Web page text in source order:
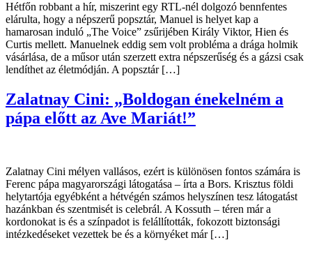
Hétfőn robbant a hír, miszerint egy RTL-nél dolgozó bennfentes
elárulta, hogy a népszerű popsztár, Manuel is helyet kap a
hamarosan induló „The Voice” zsűrijében Király Viktor, Hien és
Curtis mellett. Manuelnek eddig sem volt probléma a drága holmik
vásárlása, de a műsor után szerzett extra népszerűség és a gázsi csak
lendíthet az életmódján. A popsztár […]
Zalatnay Cini: „Boldogan énekelném a
pápa előtt az Ave Mariát!”
Zalatnay Cini mélyen vallásos, ezért is különösen fontos számára is
Ferenc pápa magyarországi látogatása – írta a Bors. Krisztus földi
helytartója egyébként a hétvégén számos helyszínen tesz látogatást
hazánkban és szentmisét is celebrál. A Kossuth – téren már a
kordonokat is és a színpadot is felállították, fokozott biztonsági
intézkedéseket vezettek be és a környéket már […]